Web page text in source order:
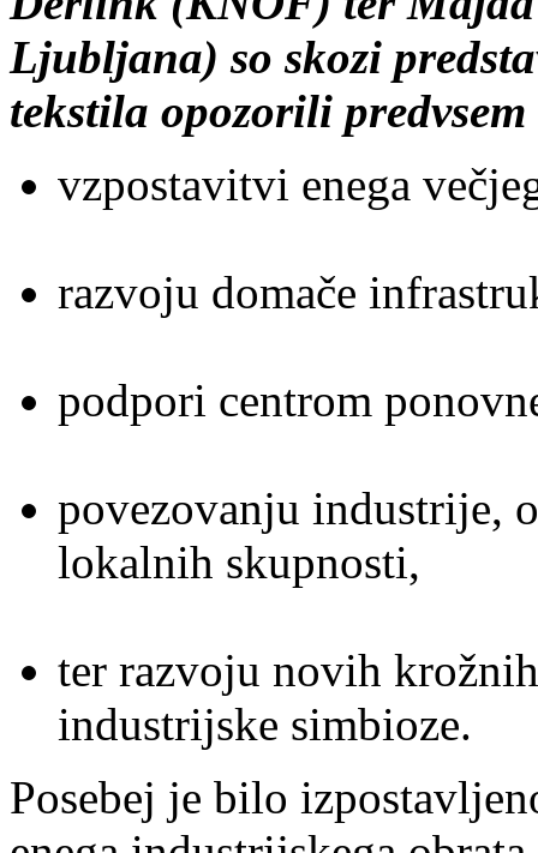
Ljubljana) so skozi
tekstila opozorili
vzpostavitvi enega
razvoju domače
podpori centrom
povezovanju industrije,
lokalnih skupnosti,
ter razvoju novih
industrijske simbioze.
Posebej je bilo